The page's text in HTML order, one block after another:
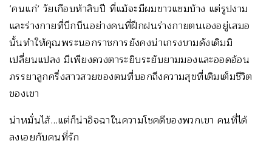
‘คนแก่’ วัยเกือบห้าสิบปี ที่แม้จะมีผมขาวแซมบ้าง แต่รูปงาม
และร่างกายที่บึกบึนอย่างคนที่ฝึกฝนร่างกายตนเองอยู่เสมอ
นั้นทำให้คุณพระนอกราชการยังคงน่าเกรงขามดังเดิมมิ
เปลี่ยนแปลง มีเพียงดวงตาระยิบระยับยามมองและออดอ้อน
ภรรยาลูกครึ่งสาวสวยของตนที่บอกถึงความสุขที่เติมเต็มชีวิต
ของเขา
น่าหมั่นไส้…แต่ก็น่าอิจฉาในความโชคดีของพวกเขา คนที่ได้
ลงเอยกับคนที่รัก